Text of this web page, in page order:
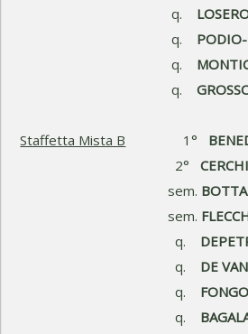
q.
q.
q.
q.
Staffetta Mista B 1°
2°
sem.
sem.
q.
q. DE
q.
q.